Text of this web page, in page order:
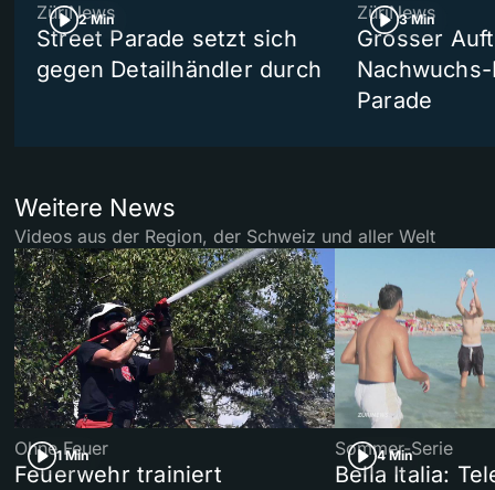
2 Min
ZüriNews
Street Parade setzt sich
gegen Detailhändler durch
3 Min
ZüriNews
Grosser
Parade
Weitere News
Videos aus der Region, der Schweiz und aller Welt
1 Min
Ohne Feuer
Feuerwehr trainiert
4 Min
Sommer-Serie
Bella Italia: